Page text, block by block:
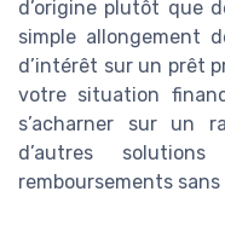
d’origine plutôt que
simple allongement
d’intérêt sur un prêt
votre situation
s’acharner sur un
d’autres
remboursements